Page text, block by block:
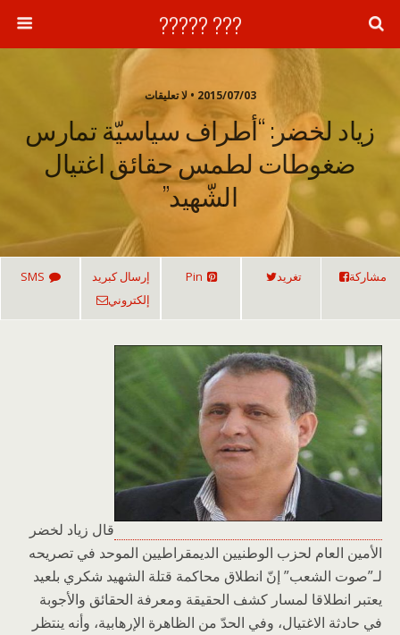
??? ?????
2015/07/03 • لا تعليقات
زياد لخضر: “أطراف سياسيّة تمارس
ضغوطات لطمس حقائق اغتيال
الشّهيد”
مشاركة تغريد Pin
إرسال كبريد
إلكتروني
SMS
قال زياد لخضر
الأمين العام لحزب الوطنيين الديمقراطيين الموحد في تصريحه
لـ”صوت الشعب” إنّ انطلاق محاكمة قتلة الشهيد شكري بلعيد
يعتبر انطلاقا لمسار كشف الحقيقة ومعرفة الحقائق والأجوبة
في حادثة الاغتيال، وفي الحدّ من الظاهرة الإرهابية، وأنه ينتظر